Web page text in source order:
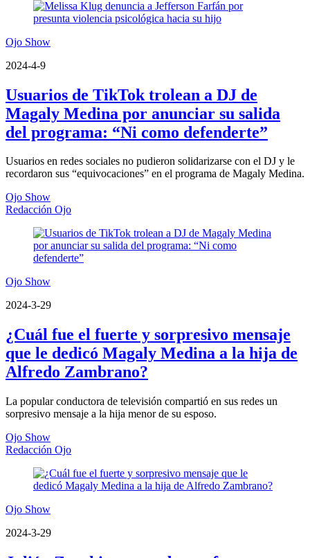
Ojo Show
2024-4-9
Usuarios de TikTok trolean a DJ de
Magaly Medina por anunciar su salida
del programa: “Ni como defenderte”
Usuarios en redes sociales no pudieron solidarizarse con el DJ y le
recordaron sus “equivocaciones” en el programa de Magaly Medina.
Ojo Show
Redacción Ojo
Ojo Show
2024-3-29
¿Cuál fue el fuerte y sorpresivo mensaje
que le dedicó Magaly Medina a la hija de
Alfredo Zambrano?
La popular conductora de televisión compartió en sus redes un
sorpresivo mensaje a la hija menor de su esposo.
Ojo Show
Redacción Ojo
Ojo Show
2024-3-29